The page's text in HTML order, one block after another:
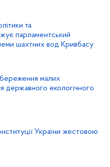
та
парламентський
шахтних вод Кривбасу
малих
державного екологічного
України жестовою